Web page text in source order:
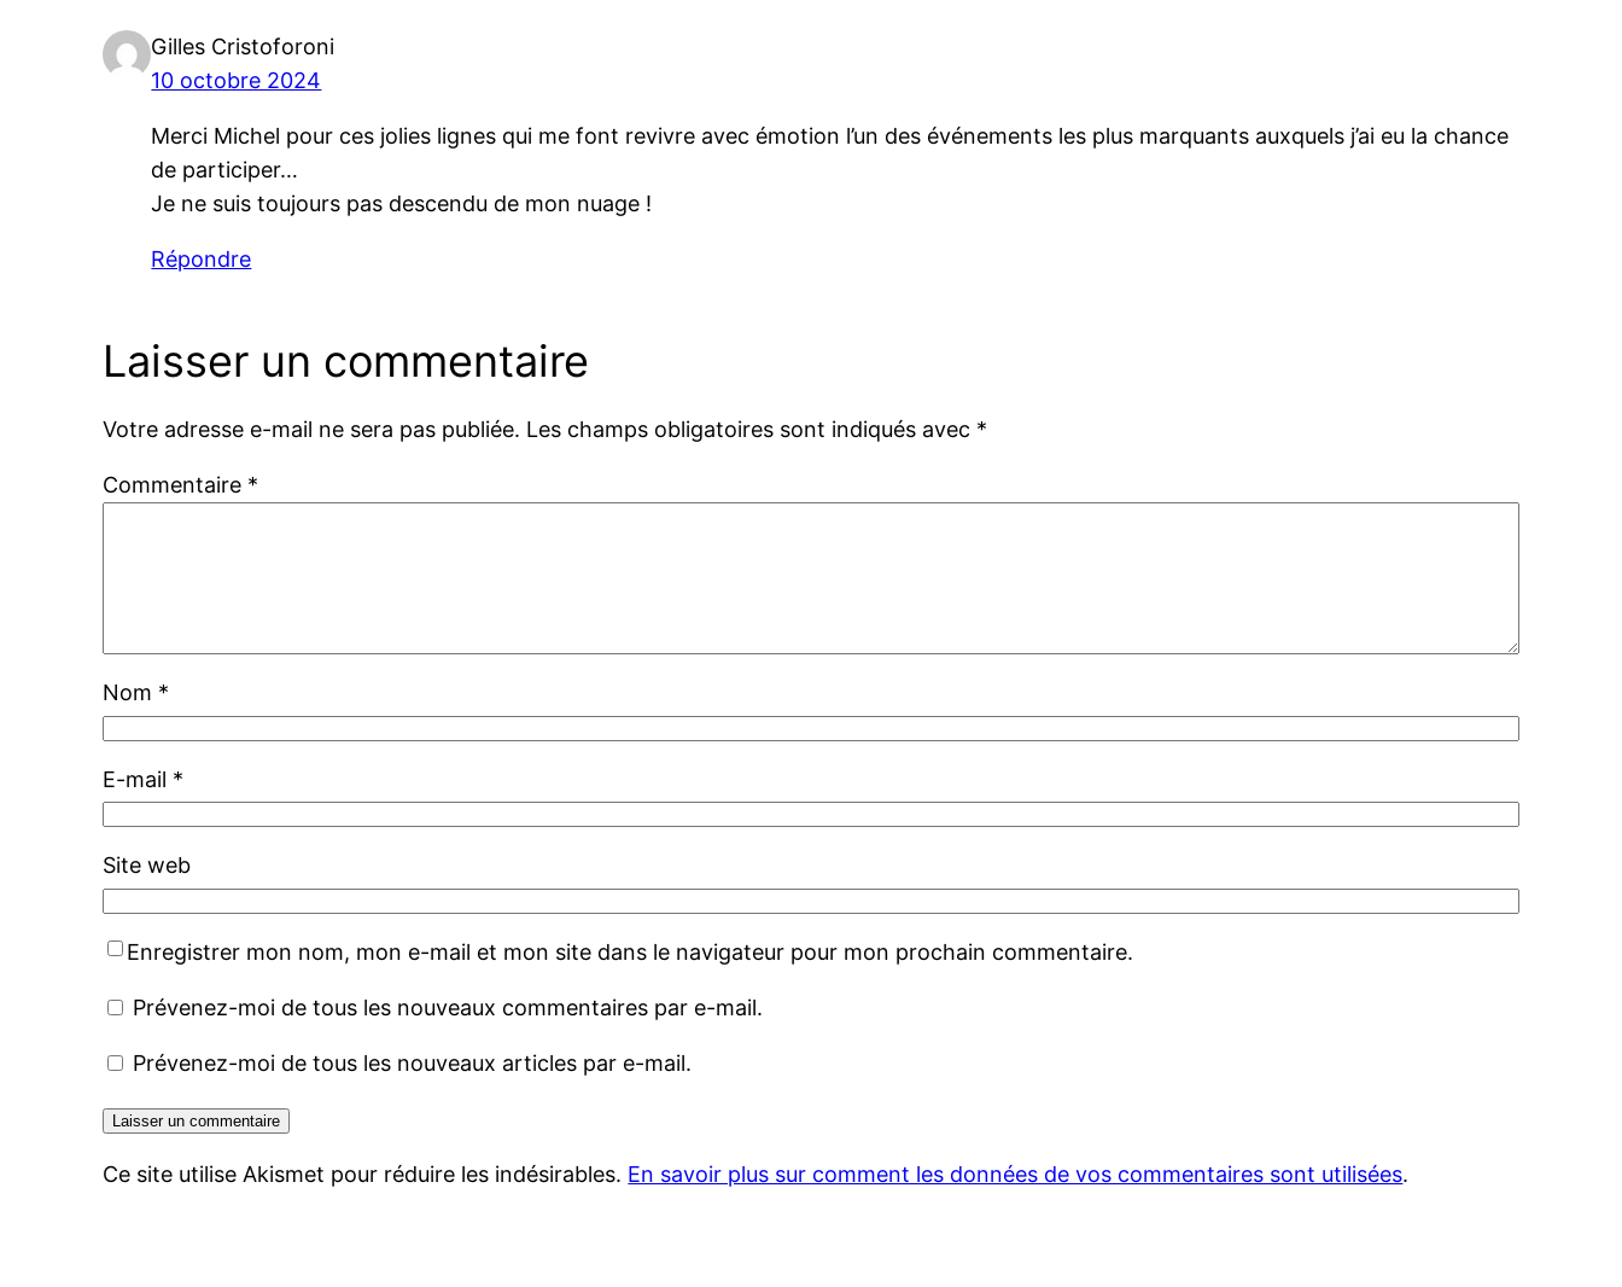
Gilles Cristoforoni
10 octobre 2024
Merci Michel pour ces jolies lignes qui me font revivre avec émotion l’un des événements les plus marquants auxquels j’ai eu la chance
de participer…
Je ne suis toujours pas descendu de mon nuage !
Répondre
Laisser un commentaire
Votre adresse e-mail ne sera pas publiée. Les champs obligatoires sont indiqués avec *
Commentaire *
Nom *
E-mail *
Site web
Enregistrer mon nom, mon e-mail et mon site dans le navigateur pour mon prochain commentaire.
Prévenez-moi de tous les nouveaux commentaires par e-mail.
Prévenez-moi de tous les nouveaux articles par e-mail.
Ce site utilise Akismet pour réduire les indésirables. En savoir plus sur comment les données de vos commentaires sont utilisées.